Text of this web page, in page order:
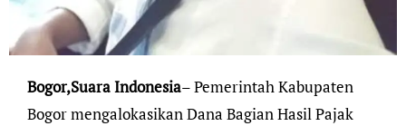
Bogor,Suara Indonesia– Pemerintah Kabupaten
Bogor mengalokasikan Dana Bagian Hasil Pajak